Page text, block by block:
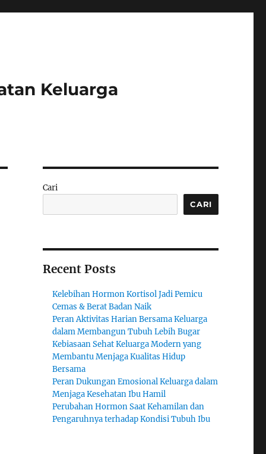
Keluarga
Cari
CARI
Recent Posts
Kelebihan Hormon Kortisol Jadi Pemicu
Cemas & Berat Badan Naik
Peran Aktivitas Harian Bersama Keluarga
dalam Membangun Tubuh Lebih Bugar
Kebiasaan Sehat Keluarga Modern yang
Membantu Menjaga Kualitas Hidup
Bersama
Peran Dukungan Emosional Keluarga dalam
Menjaga Kesehatan Ibu Hamil
Perubahan Hormon Saat Kehamilan dan
Pengaruhnya terhadap Kondisi Tubuh Ibu